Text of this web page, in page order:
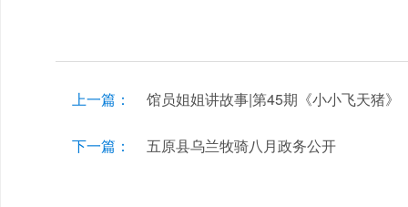
上一篇： 馆员姐姐讲故事|第45期《小小飞天猪》
下一篇： 五原县乌兰牧骑八月政务公开